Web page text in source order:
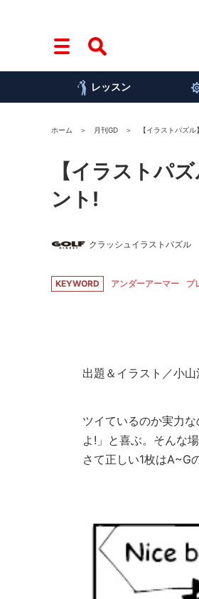
レッスン
ホーム 月刊GD 【イラストパズ
【イラストパ
ント!
クラッシュイラストパズル
KEYWORD アンダーアーマー プ
出題＆イラスト／小山
ツイているのか実力
よ!」と喜ぶ。そんな
さて正しい1枚はA~G